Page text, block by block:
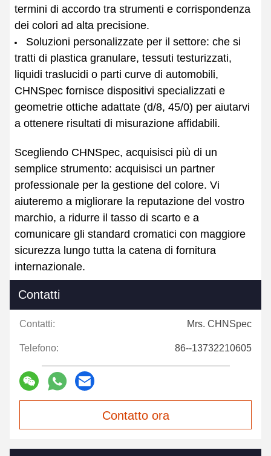
termini di accordo tra strumenti e corrispondenza
dei colori ad alta precisione.
Soluzioni personalizzate per il settore: che si
tratti di plastica granulare, tessuti testurizzati,
liquidi traslucidi o parti curve di automobili,
CHNSpec fornisce dispositivi specializzati e
geometrie ottiche adattate (d/8, 45/0) per aiutarvi
a ottenere risultati di misurazione affidabili.
Scegliendo CHNSpec, acquisisci più di un
semplice strumento: acquisisci un partner
professionale per la gestione del colore. Vi
aiuteremo a migliorare la reputazione del vostro
marchio, a ridurre il tasso di scarto e a
comunicare gli standard cromatici con maggiore
sicurezza lungo tutta la catena di fornitura
internazionale.
Contatti
Contatti: Mrs. CHNSpec
Telefono: 86--13732210605
Contatto ora